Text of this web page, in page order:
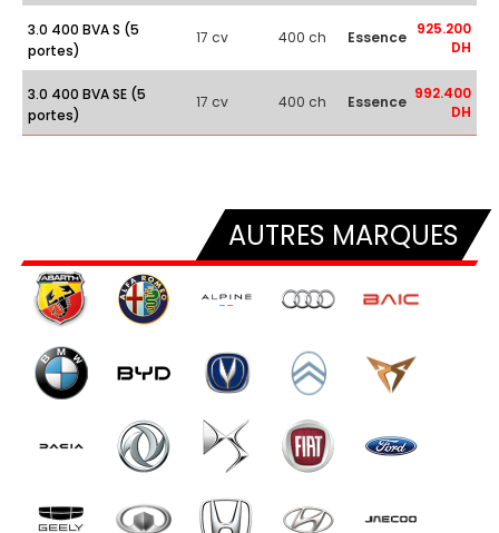
3.0 400 BVA S (5
portes)
17 cv 400 ch Essence 925.200
DH
3.0 400 BVA SE (5
portes)
17 cv 400 ch Essence 992.400
DH
AUTRES MARQUES